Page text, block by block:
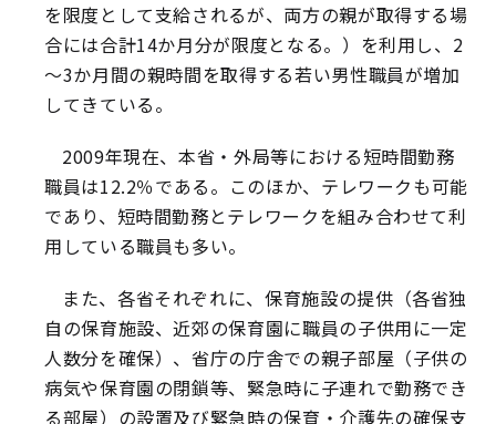
を限度として支給されるが、両方の親が取得する場
合には合計14か月分が限度となる。）を利用し、2
～3か月間の親時間を取得する若い男性職員が増加
してきている。
2009年現在、本省・外局等における短時間勤務
職員は12.2％である。このほか、テレワークも可能
であり、短時間勤務とテレワークを組み合わせて利
用している職員も多い。
また、各省それぞれに、保育施設の提供（各省独
自の保育施設、近郊の保育園に職員の子供用に一定
人数分を確保）、省庁の庁舎での親子部屋（子供の
病気や保育園の閉鎖等、緊急時に子連れで勤務でき
る部屋）の設置及び緊急時の保育・介護先の確保支